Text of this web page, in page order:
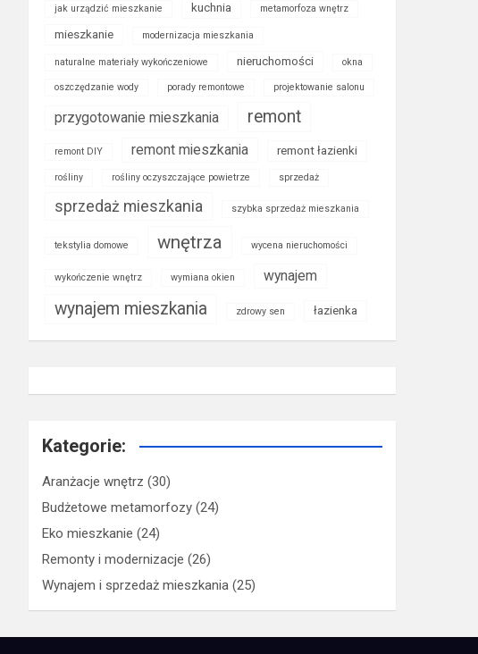
jak urządzić mieszkanie kuchnia metamorfoza wnętrz
mieszkanie modernizacja mieszkania
naturalne materiały wykończeniowe nieruchomości okna
oszczędzanie wody porady remontowe projektowanie salonu
przygotowanie mieszkania remont
remont DIY remont mieszkania remont łazienki
rośliny rośliny oczyszczające powietrze sprzedaż
sprzedaż mieszkania szybka sprzedaż mieszkania
tekstylia domowe wnętrza wycena nieruchomości
wykończenie wnętrz wymiana okien wynajem
wynajem mieszkania zdrowy sen łazienka
Kategorie:
Aranżacje wnętrz (30)
Budżetowe metamorfozy (24)
Eko mieszkanie (24)
Remonty i modernizacje (26)
Wynajem i sprzedaż mieszkania (25)